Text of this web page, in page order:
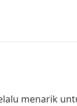
menarik